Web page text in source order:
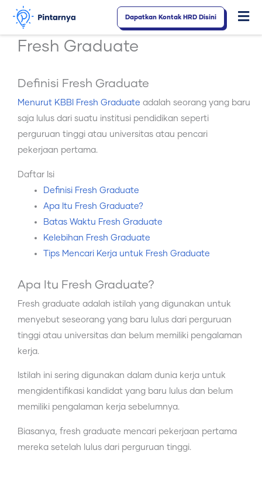
Lewati
konten
Dapatkan Kontak HRD Disini
Fresh Graduate
Definisi Fresh Graduate
Menurut KBBI Fresh Graduate adalah seorang yang baru
saja lulus dari suatu institusi pendidikan seperti
perguruan tinggi atau universitas atau pencari
pekerjaan pertama.
Daftar Isi
Definisi Fresh Graduate
Apa Itu Fresh Graduate?
Batas Waktu Fresh Graduate
Kelebihan Fresh Graduate
Tips Mencari Kerja untuk Fresh Graduate
Apa Itu Fresh Graduate?
Fresh graduate adalah istilah yang digunakan untuk
menyebut seseorang yang baru lulus dari perguruan
tinggi atau universitas dan belum memiliki pengalaman
kerja.
Istilah ini sering digunakan dalam dunia kerja untuk
mengidentifikasi kandidat yang baru lulus dan belum
memiliki pengalaman kerja sebelumnya.
Biasanya, fresh graduate mencari pekerjaan pertama
mereka setelah lulus dari perguruan tinggi.